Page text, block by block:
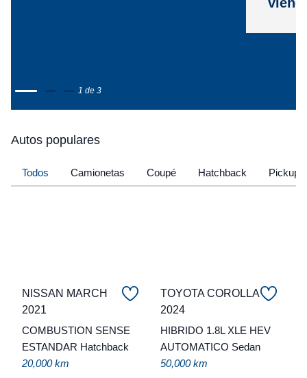
1 de 3
Autos populares
Todos Camionetas Coupé Hatchback Pickup
NISSAN MARCH
2021
COMBUSTION SENSE
ESTANDAR Hatchback
20,000 km
TOYOTA COROLLA
2024
HIBRIDO 1.8L XLE HEV
AUTOMATICO Sedan
50,000 km